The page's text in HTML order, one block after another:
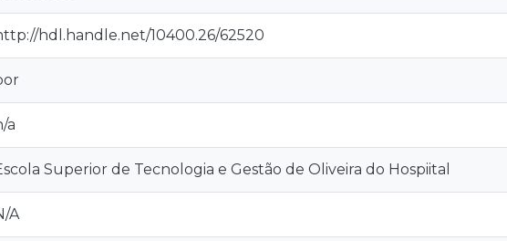
hdl.handle.net/10400.26/62520
a
Superior de Tecnologia e Gestão de Oliveira do Hospiital
A